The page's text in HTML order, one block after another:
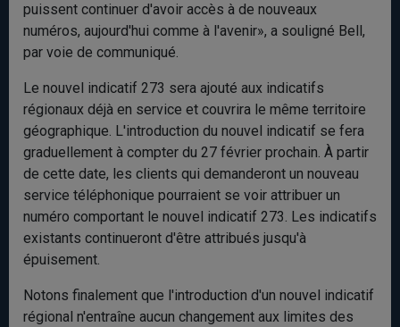
puissent continuer d'avoir accès à de nouveaux
numéros, aujourd'hui comme à l'avenir», a souligné Bell,
par voie de communiqué.
Le nouvel indicatif 273 sera ajouté aux indicatifs
régionaux déjà en service et couvrira le même territoire
géographique. L'introduction du nouvel indicatif se fera
graduellement à compter du 27 février prochain. À partir
de cette date, les clients qui demanderont un nouveau
service téléphonique pourraient se voir attribuer un
numéro comportant le nouvel indicatif 273. Les indicatifs
existants continueront d'être attribués jusqu'à
épuisement.
Notons finalement que l'introduction d'un nouvel indicatif
régional n'entraîne aucun changement aux limites des